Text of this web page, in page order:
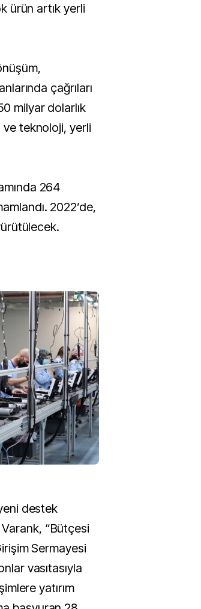
ürün artık yerli
çağrıları
milyar dolarlık
ve teknoloji, yerli
264
2022’de,
destek
“Bütçesi
Sermayesi
vasıtasıyla
yatırım